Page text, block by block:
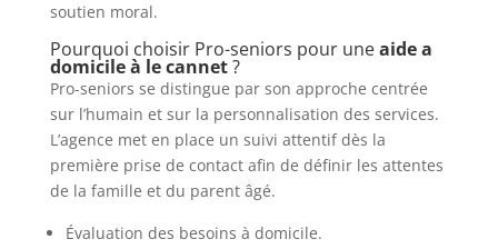
soutien moral.
Pourquoi choisir Pro-seniors pour uneaide a
domicile à le cannet?
Pro-seniors se distingue par son approche centrée
sur l’humain et sur la personnalisation des services.
L’agence met en place un suivi attentif dès la
première prise de contact afin de définir les attentes
de la famille et du parent âgé.
Évaluation des besoins à domicile.